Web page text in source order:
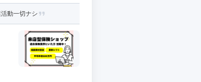
動一切ナシ